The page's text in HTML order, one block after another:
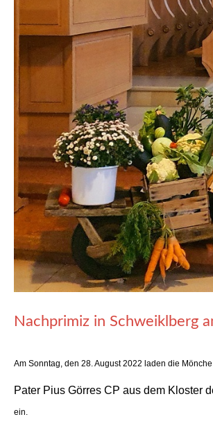
Nachprimiz in Schweiklberg
Am Sonntag, den 28. August 2022 laden die
Pater Pius Görres CP aus dem Kloster
ein.